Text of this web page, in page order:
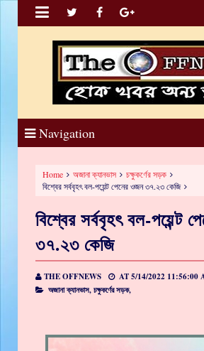

Navigation
Home অজানা ক্যানভাস
চক্ষুকর্ণের সড়ক
বিশ্বের সর্ববৃহৎ বল-পয়েন্ট পেনের ওজন ৩৭.২৩ কেজি
বিশ্বের সর্ববৃহৎ বল-পয়েন্ট
৩৭.২৩ কেজি
THE OFFNEWS AT5/14/2022 11:56:00
অজানা ক্যানভাস,চক্ষুকর্ণের সড়ক,